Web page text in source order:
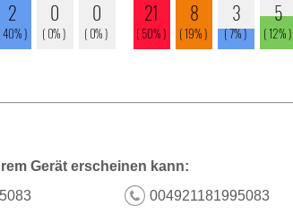
Gerät erscheinen kann:
004921181995083